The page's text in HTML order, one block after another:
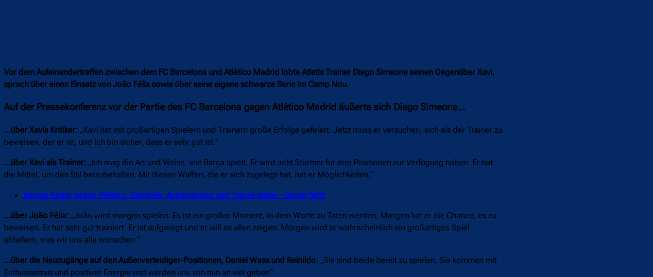
Vor dem Aufeinandertreffen zwischen dem FC Barcelona und Atlético Madrid lobte Atletis Trainer Diego Simeone seinen Gegenüber Xavi,
sprach über einen Einsatz von João Félix sowie über seine eigene schwarze Serie im Camp Nou.
Auf der Pressekonferenz vor der Partie des FC Barcelona gegen Atlético Madrid äußerte sich Diego Simeone…
…über Xavis Kritiker: „Xavi hat mit großartigen Spielern und Trainern große Erfolge gefeiert. Jetzt muss er versuchen, sich als der Trainer zu
beweisen, der er ist, und ich bin sicher, dass er sehr gut ist.“
…über Xavi als Trainer: „Ich mag die Art und Weise, wie Barça spielt. Er wird acht Stürmer für drei Positionen zur Verfügung haben. Er hat
die Mittel, um den Stil beizubehalten. Mit diesen Waffen, die er sich zugelegt hat, hat er Möglichkeiten.“
Barças Kader gegen Atlético: Dembélé, Aubameyang und Traoré dabei – Depay fehlt
…über João Félix: „João wird morgen spielen. Es ist ein großer Moment, in dem Worte zu Taten werden. Morgen hat er die Chance, es zu
beweisen. Er hat sehr gut trainiert. Er ist aufgeregt und er will es allen zeigen. Morgen wird er wahrscheinlich ein großartiges Spiel
abliefern, was wir uns alle wünschen.“
…über die Neuzugänge auf den Außenverteidiger-Positionen, Daniel Wass und Reinildo: „Sie sind beide bereit zu spielen. Sie kommen mit
Enthusiasmus und positiver Energie und werden uns von nun an viel geben“.